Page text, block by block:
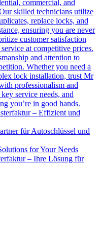
commercial, and
skilled technicians utilize
replace locks, and
ensuring you are never
customer satisfaction
at competitive prices.
and attention to
Whether you need a
lock installation, trust Mr
professionalism and
service needs, and
you’re in good hands.
– Effizient und
für Autoschlüssel und
for Your Needs
– Ihre Lösung für